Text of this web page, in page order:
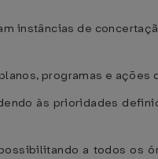
instâncias de
programas e ações
às prioridades
a todos os